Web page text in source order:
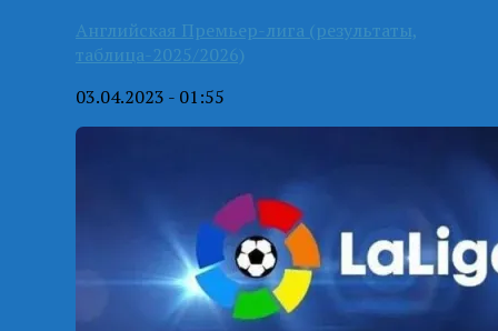
Английская Премьер-лига (результаты,
таблица-2025/2026)
03.04.2023 - 01:55